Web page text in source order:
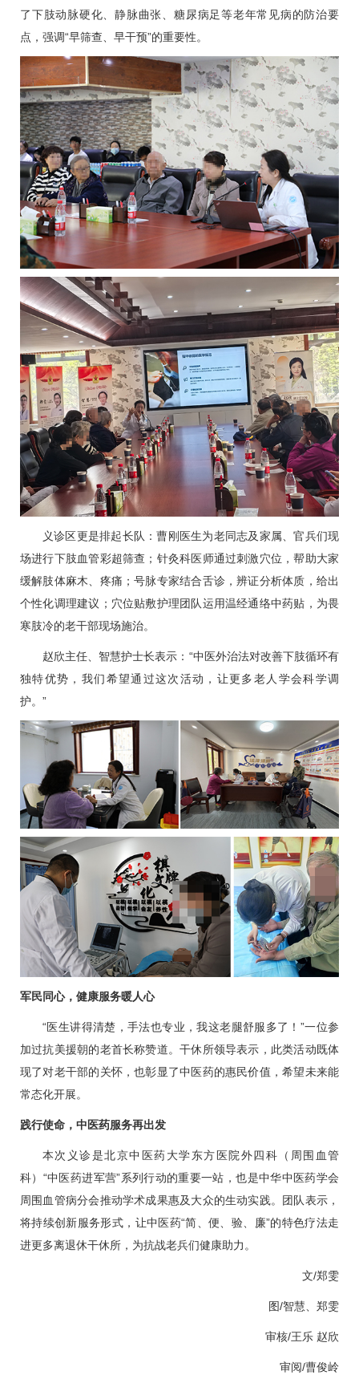
了下肢动脉硬化、静脉曲张、 糖尿病足等老年常见病的防治要
点，强调“早筛查、早干预”的重要性。
义诊区更是排起长队：曹刚 医生为老同志及家属、官兵们现
场进行下肢血管彩超筛查； 针灸科医师通过刺激穴位，帮助大家
缓解肢体麻木、疼痛；号脉专家结合舌诊，辨证分析体质，给出
个性化调理建议；穴位贴敷护理团队运用温经通络中药贴，为畏
寒肢冷的老干部现场施治。
赵欣主任、智慧护士长表示：“中医外治法对改善下肢循环有
独特优势，我们希望通过这次活动，让更多老人学会科学调
护。”
军民同心，健康服务暖人心
“医生讲得清楚，手法也专业，我这老腿舒服多了！”一位参
加过抗美援朝的老首长称赞道。干休所领导表示，此类活动既体
现了对老干部的关怀，也彰显了中医药的惠民价值，希望未来能
常态化开展。
践行使命，中医药服务再出发
本次义诊是北京中医药大学东方医院外四科（周围血管
科） “中医药进军营”系列行动的重要一站，也是中华中医药学会
周围血管病分会推动学术成果惠及大众的生动实践。团队表示，
将持续创新服务形式，让中医药“简、便、验、廉”的特色疗法走
进更多离退休干休所，为抗战老兵们健康助力。
文/郑雯
图/智慧、郑雯
审核/王乐 赵欣
审阅/曹俊岭